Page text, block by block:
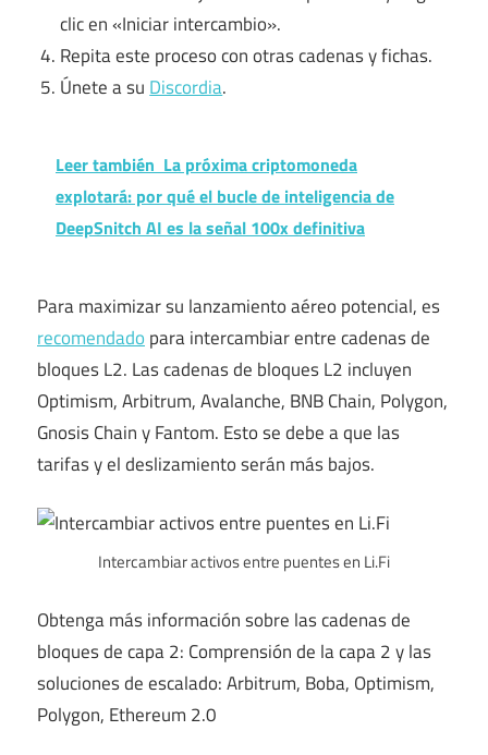
clic en «Iniciar intercambio».
Repita este proceso con otras cadenas y fichas.
Únete a su Discordia.
Leer también La próxima criptomoneda
explotará: por qué el bucle de inteligencia de
DeepSnitch AI es la señal 100x definitiva
Para maximizar su lanzamiento aéreo potencial, es
recomendado para intercambiar entre cadenas de
bloques L2. Las cadenas de bloques L2 incluyen
Optimism, Arbitrum, Avalanche, BNB Chain, Polygon,
Gnosis Chain y Fantom. Esto se debe a que las
tarifas y el deslizamiento serán más bajos.
Intercambiar activos entre puentes en Li.Fi
Obtenga más información sobre las cadenas de
bloques de capa 2: Comprensión de la capa 2 y las
soluciones de escalado: Arbitrum, Boba, Optimism,
Polygon, Ethereum 2.0